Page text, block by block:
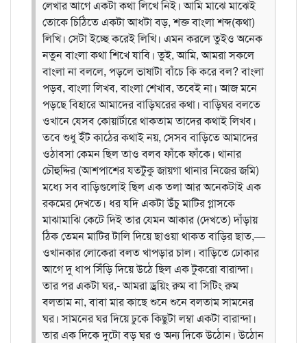
লেখার আগে একটা কথা লিখে নিই। আমি মাঝে মাঝেই
তোকে চিঠিতে একটা আধটা বড়, শক্ত বাংলা শব্দ(কথা)
লিখি। সেটা ইচ্ছে করেই লিখি। এমন করলে তুইও অনেক
নতুন বাংলা কথা শিখে যাবি। তুই, আমি, আমরা সকলে
বাংলা না বললে, পড়লে ভাষাটা বাঁচে কি করে বল? বাংলা
পড়ব, বাংলা লিখব, বাংলা শেখাব, তবেই না।আজ মনে
পড়ছে বিহারে আমাদের বাড়িঘরের কথা। বাড়িঘর বলতে
ওখানে যেসব কোয়ার্টারে থাকতাম তাদের কথাই লিখব।
তবে শুধু ইঁট কাঠের কথাই নয়, সেসব বাড়িতে আমাদের
ওঠাবসা কেমন ছিল তাও বলব ফাঁকে ফাঁকে। থানার
চৌহুদ্দির (আশপাশের যতটুকু জায়গা থানার নিজের জমি)
মধ্যে সব বাড়িগুলোই ছিল এক তলা আর অনেকটাই এক
রকমের দেখতে। ধর যদি একটা উঁচু মাটির গ্লাসকে
মাঝামাঝি কেটে দিই তার যেমন আকার (দেখতে) দাঁড়ায়
ঠিক তেমন মাটির টালি দিয়ে ছাওয়া থাকত বাড়ির ছাত,—
ওখানকার লোকেরা বলত খাপড়ার চাল। বাড়িতে ঢোকার
আগে দু ধাপ সিঁড়ি দিয়ে উঠে ছিল এক টুকরো বারান্দা।
তার পর একটা ঘর,- আমরা ড্রয়িং রুম বা সিটিং রুম
বলতাম না, বাবা মার কাছে শুনে শুনে বলতাম সামনের
ঘর। সামনের ঘর দিয়ে ঢুকে কিছুটা লম্বা একটা বারান্দা।
তার এক দিকে দুটো বড় ঘর ও অন্য দিকে উঠোন। উঠোন